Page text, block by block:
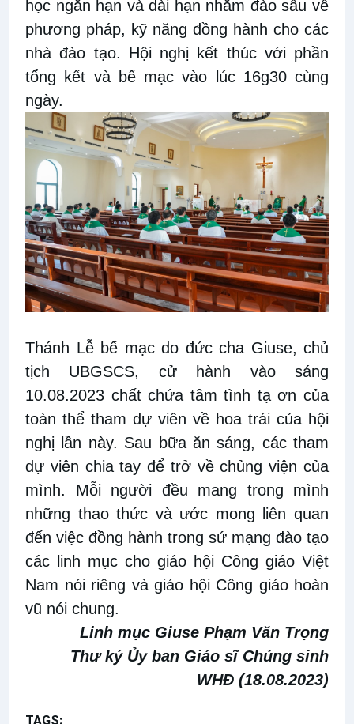
học ngắn hạn và dài hạn nhằm đào sâu về
phương pháp, kỹ năng đồng hành cho các
nhà đào tạo. Hội nghị kết thúc với phần
tổng kết và bế mạc vào lúc 16g30 cùng
ngày.
Thánh Lễ bế mạc do đức cha Giuse, chủ
tịch UBGSCS, cử hành vào sáng
10.08.2023 chất chứa tâm tình tạ ơn của
toàn thể tham dự viên về hoa trái của hội
nghị lần này. Sau bữa ăn sáng, các tham
dự viên chia tay để trở về chủng viện của
mình. Mỗi người đều mang trong mình
những thao thức và ước mong liên quan
đến việc đồng hành trong sứ mạng đào tạo
các linh mục cho giáo hội Công giáo Việt
Nam nói riêng và giáo hội Công giáo hoàn
vũ nói chung.
Linh mục Giuse Phạm Văn Trọng
Thư ký Ủy ban Giáo sĩ Chủng sinh
WHĐ (18.08.2023)
TAGS: